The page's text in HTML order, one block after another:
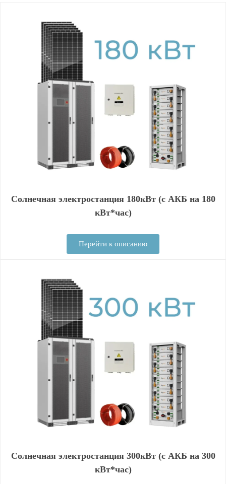
Солнечная электростанция 180кВт (с АКБ на 180
кВт*час)
Перейти к описанию
Солнечная электростанция 300кВт (с АКБ на 300
кВт*час)